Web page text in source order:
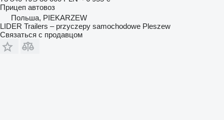
Прицеп автовоз
Польша, PIEKARZEW
LIDER Trailers – przyczepy samochodowe Pleszew
Связаться с продавцом